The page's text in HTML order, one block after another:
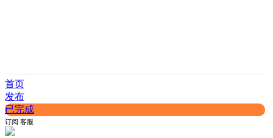
首页
发布
已完成
订阅 客服